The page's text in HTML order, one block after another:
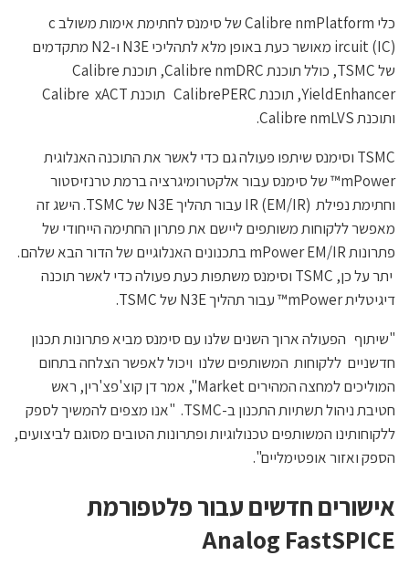
כלי Calibre nmPlatform של סימנס לחתימת אימות משולב c
ircuit (IC) מאושר כעת באופן מלא לתהליכי N3E ו-N2 מתקדמים
של TSMC, כולל תוכנת Calibre nmDRC, תוכנת Calibre
YieldEnhancer, תוכנת CalibrePERC תוכנת Calibre xACT
ותוכנת Calibre nmLVS.
TSMC וסימנס שיתפו פעולה גם כדי לאשר את התוכנה האנלוגית
mPower™ של סימנס עבור אלקטרומיגרציה ברמת טרנזיסטור
וחתימת נפילת IR (EM/IR) עבור תהליך N3E של TSMC. הישג זה
מאפשר ללקוחות משותפים ליישם את פתרון החתימה הייחודי של
פתרונות mPower EM/IR בתכנונים האנלוגיים של הדור הבא שלהם.
יתר על כן, TSMC וסימנס משתפות כעת פעולה כדי לאשר תוכנה
דיגיטלית mPower™ עבור תהליך N3E של TSMC.
"שיתוף הפעולה ארוך השנים שלנו עם סימנס מביא פתרונות תכנון
חדשניים ללקוחות המשותפים שלנו ויכול לאפשר הצלחה בתחום
המוליכים למחצה המהירים Market", אמר דן קוצ'פצ'רין, ראש
חטיבת ניהול תשתיות התכנון ב-TSMC. "אנו מצפים להמשיך לספק
ללקוחותינו המשותפים טכנולוגיות ופתרונות הטובים מסוגם לביצועים,
הספק ואזור אופטימליים".
אישורים חדשים עבור פלטפורמת
Analog FastSPICE